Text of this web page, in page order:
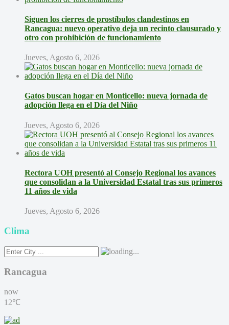
Siguen los cierres de prostíbulos clandestinos en
Rancagua: nuevo operativo deja un recinto clausurado y
otro con prohibición de funcionamiento
Jueves, Agosto 6, 2026
Gatos buscan hogar en Monticello: nueva jornada de
adopción llega en el Día del Niño
Jueves, Agosto 6, 2026
Rectora UOH presentó al Consejo Regional los avances
que consolidan a la Universidad Estatal tras sus primeros
11 años de vida
Jueves, Agosto 6, 2026
Clima
Rancagua
now
12℃